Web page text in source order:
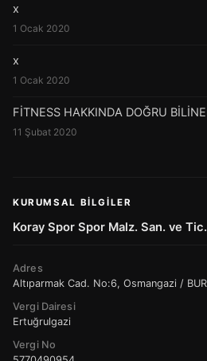
x
1 Ocak 2020
x
1 Ocak 2020
FİTNESS HAKKINDA DOĞRU
11 Şubat 2020
KURUMSAL BILGILER
Koray Spor Spor Malz. San. ve
Adres
Altıparmak Cad. No:6, Osmangazi /
Vergi Dairesi
Ertuğrulgazi
Vergi No